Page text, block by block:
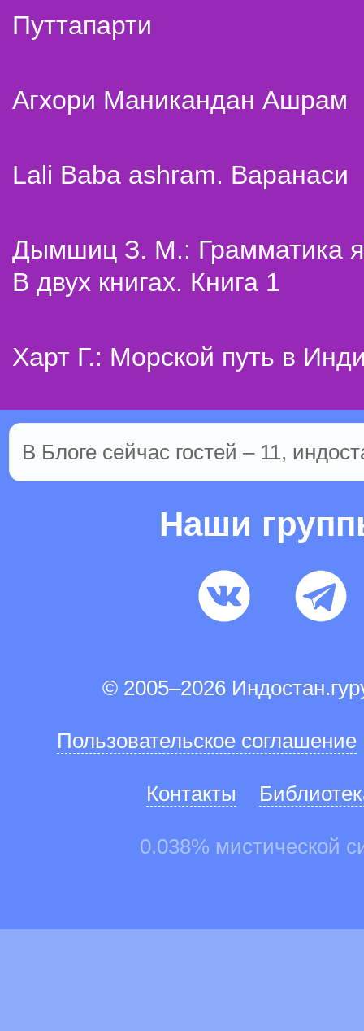
Путтапарти
Агхори Маникандан Ашрам
Lali Baba ashram. Варанаси
Дымшиц З. М.: Грамматика
В двух книгах. Книга 1
Харт Г.: Морской путь в
В Блоге сейчас гостей – 11,
Наши
© 2005–2026
Пользовательское соглашение
Контакты
0.038% мистической